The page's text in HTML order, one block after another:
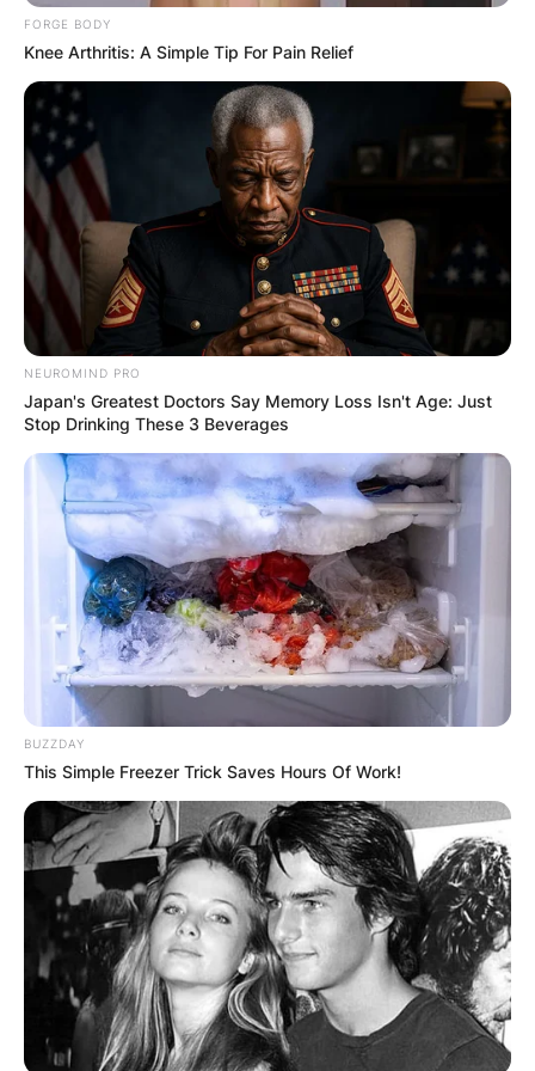
(ФОТО) Висок свет крст поставен
во Студена Бара: Нов симбол на
верата и надежта
Повеќе
КОНТАКТИРАЈ СО НАС:
info@gladiator.mk
ГЛАДИАТОР
За нас
Политика на приватност
ПАРТНЕРИ:
FORGE BODY
Knee Arthritis: A Simple Tip For Pain Relief
NEUROMIND PRO
Japan's Greatest Doctors Say Memory Loss Isn't Age: Just
Stop Drinking These 3 Beverages
BUZZDAY
This Simple Freezer Trick Saves Hours Of Work!